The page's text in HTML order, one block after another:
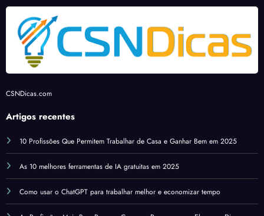
CSNDicas.com
Artigos recentes
10 Profissões Que Permitem Trabalhar de Casa e Ganhar Bem em 2025
As 10 melhores ferramentas de IA gratuitas em 2025
Como usar o ChatGPT para trabalhar melhor e economizar tempo